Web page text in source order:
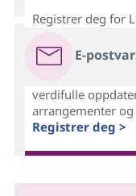
E-
Registrer deg for
verdifulle
arrangementer og
Registrer deg >